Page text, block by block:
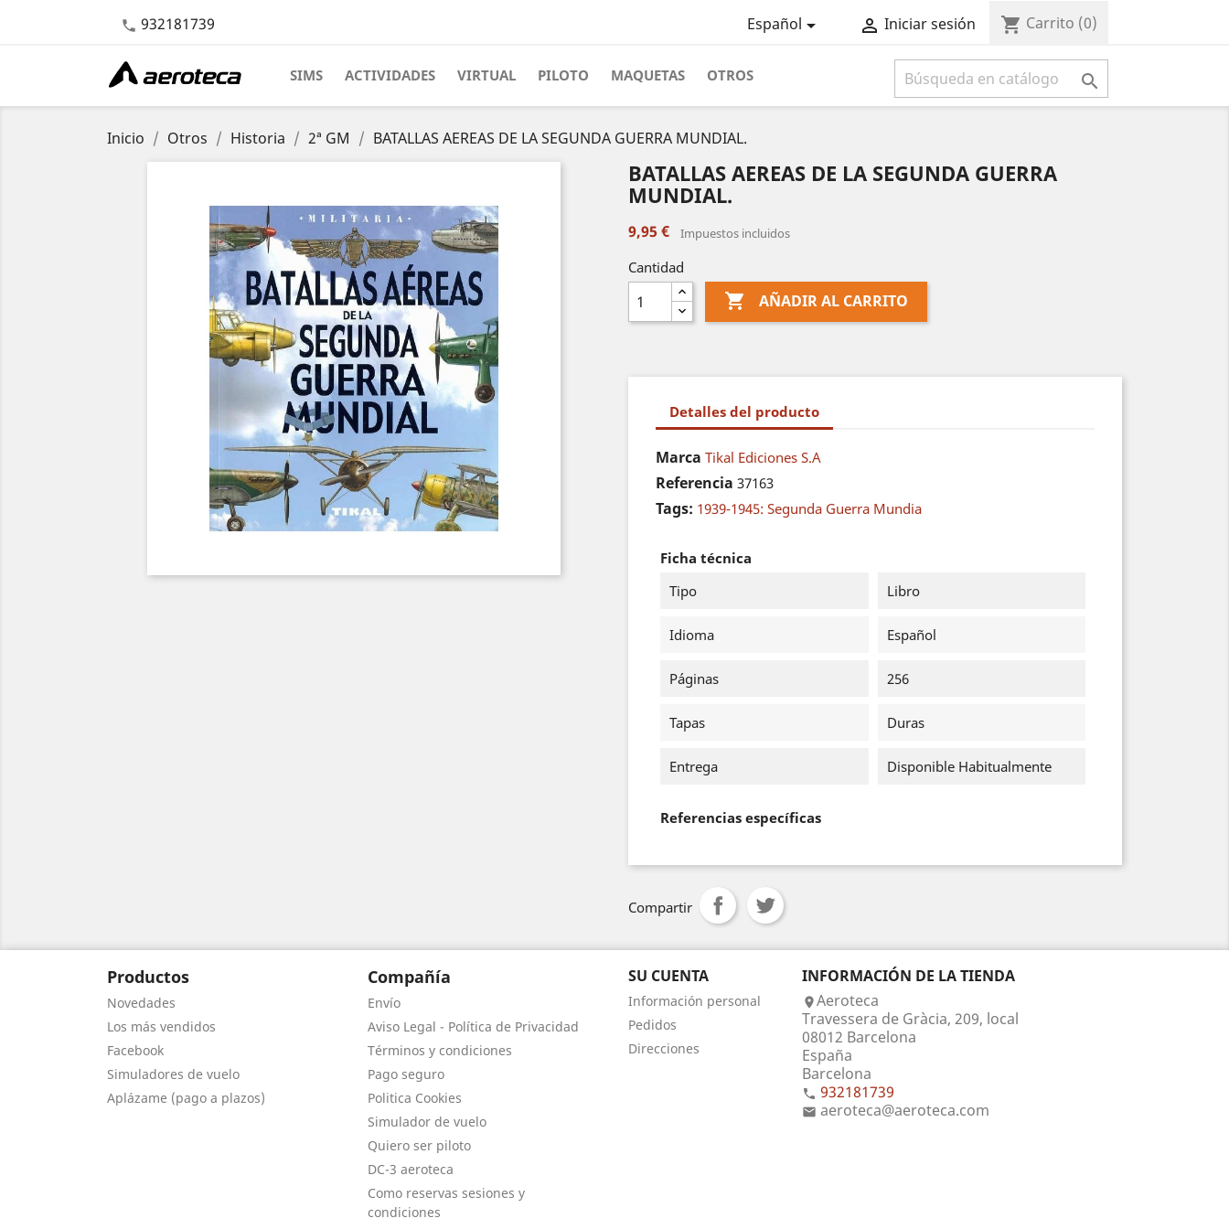
 932181739 Español  Iniciar sesión shopping_cart Carrito (0)
SIMS ACTIVIDADES VIRTUAL PILOTO MAQUETAS OTROS 
Inicio Otros Historia 2ª GM BATALLAS AEREAS DE LA SEGUNDA GUERRA MUNDIAL.
BATALLAS AEREAS DE LA SEGUNDA GUERRA
MUNDIAL.
9,95 € Impuestos incluidos
Cantidad
 AÑADIR AL CARRITO
Detalles del producto
Marca Tikal Ediciones S.A
Referencia 37163
Tags: 1939-1945: Segunda Guerra Mundia
Ficha técnica
Tipo
Libro
Idioma Español
Páginas 256
Tapas Duras
Entrega Disponible Habitualmente
Referencias específicas
Compartir
Productos
Novedades
Los más vendidos
Facebook
Simuladores de vuelo
Aplázame (pago a plazos)
Compañía
Envío
Aviso Legal - Política de Privacidad
Términos y condiciones
Pago seguro
Politica Cookies
Simulador de vuelo
Quiero ser piloto
DC-3 aeroteca
Como reservas sesiones y
condiciones
SU CUENTA
Información personal
Pedidos
Direcciones
INFORMACIÓN DE LA TIENDA
Aeroteca
Travessera de Gràcia, 209, local
08012 Barcelona
España
Barcelona
 932181739
 aeroteca@aeroteca.com